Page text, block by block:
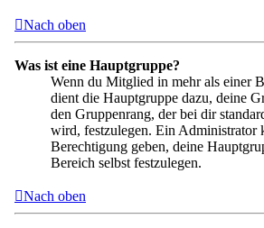
Nach oben
Was ist eine Hauptgruppe?
Wenn du Mitglied in mehr als einer
dient die Hauptgruppe dazu, deine
den Gruppenrang, der bei dir
wird, festzulegen. Ein Administrator
Berechtigung geben, deine
Bereich selbst festzulegen.
Nach oben